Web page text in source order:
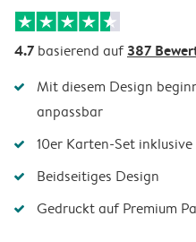
4.7 basierend auf387
Mit diesem Design
anpassbar
10er Karten-Set
Beidseitiges Design
Gedruckt auf Premium